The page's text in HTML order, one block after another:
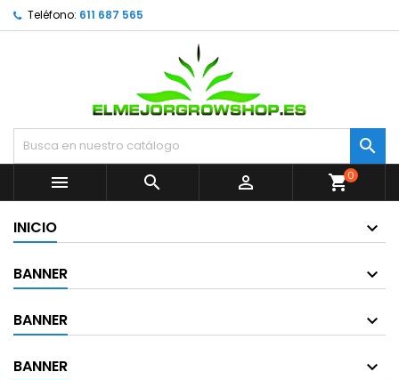
Teléfono: 611 687 565


  shopping_cart0
INICIO
BANNER
BANNER
BANNER